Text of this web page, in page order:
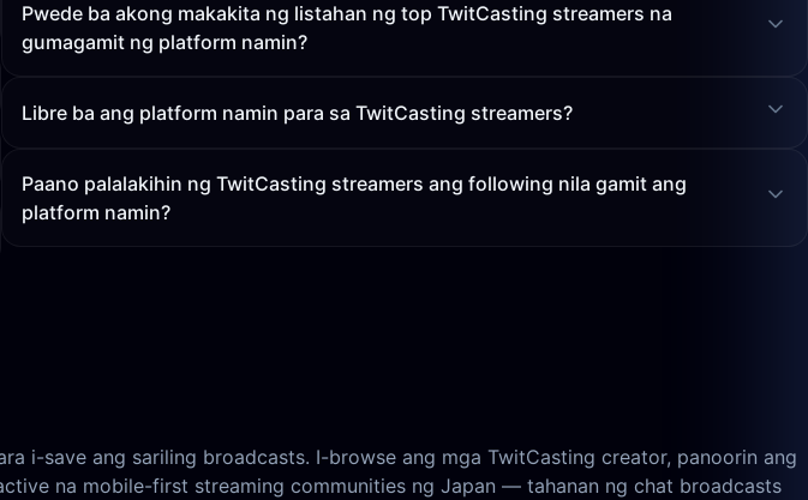
Pwede ba akong makakita ng listahan ng top TwitCasting streamers na
gumagamit ng platform namin?
Libre ba ang platform namin para sa TwitCasting streamers?
Paano palalakihin ng TwitCasting streamers ang following nila gamit ang
platform namin?
i-save ang sariling broadcasts. I-browse ang mga TwitCasting creator, panoorin ang
na mobile-first streaming communities ng Japan — tahanan ng chat broadcasts